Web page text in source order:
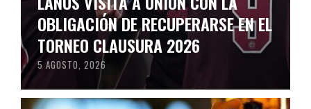
OBLIGACIÓN DE RECUPERARSE EN EL
TORNEO CLAUSURA 2026
5 AGOSTO, 2026